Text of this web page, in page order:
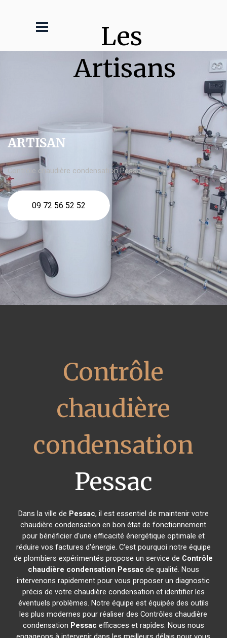
Les
Artisans
ARTISAN
Contrôle chaudière condensation Pessac
09 72 56 52 52
Contrôle
chaudière
condensation
Pessac
Dans la ville de Pessac, il est essentiel de maintenir votre
chaudière condensation en bon état de fonctionnement
pour bénéficier d'une efficacité énergétique optimale et
réduire vos factures d'énergie. C'est pourquoi notre équipe
de plombiers expérimentés propose un service de Contrôle
chaudière condensation Pessac de qualité. Nous
intervenons rapidement pour vous proposer un diagnostic
précis de votre chaudière condensation et identifier les
éventuels problèmes. Notre équipe est équipée des outils
les plus modernes pour réaliser des Contrôles chaudière
condensation Pessac efficaces et rapides. Nous nous